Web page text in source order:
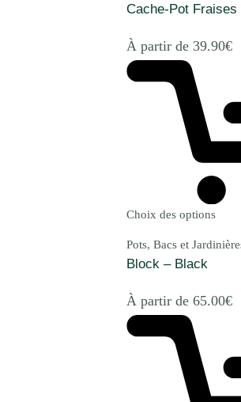
Cache-Pot Fraises
À partir de 39.90€
Choix des options
Pots, Bacs et
Block – Black
À partir de 65.00€